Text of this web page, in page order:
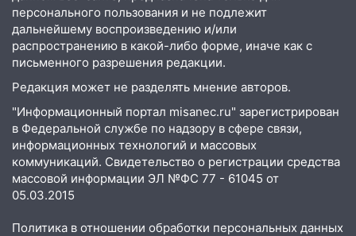
20:40 Ульяновские аграрии смогут
купить тракторы с отсрочкой платежа
до декабря
19:34
В следственном управлении
состоялось торжественное
мероприятие, приуроченное к
празднованию Дня сотрудника органов
следствия Российской Федерации
19:30 Ульяновцев приглашают
поддержать «Симбирскую чебурашку»
на фестивале «ФормАРТ»
персонального пользования и не подлежит
дальнейшему воспроизведению и/или
распространению в какой-либо форме, иначе как с
письменного разрешения редакции.
Редакция может не разделять мнение авторов.
"Информационный портал misanec.ru" зарегистрирован
в Федеральной службе по надзору в сфере связи,
информационных технологий и массовых
коммуникаций. Свидетельство о регистрации средства
массовой информации ЭЛ №ФС 77 - 61045 от
05.03.2015
Политика в отношении обработки персональных данных